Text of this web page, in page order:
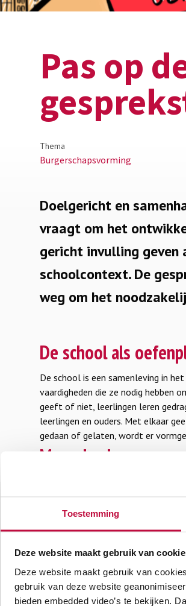
Toestemming
Deze website maakt gebruik van
Deze website maakt gebruik van
gebruik van deze website
bieden embedded video’s te bekijken.
Pas op
Thema
Burgerschapsvorming
Doelgericht en
vraagt om het
gericht invulling geven
schoolcontext. De
weg om het
De school als
De school is een samenleving in
vaardigheden die ze nodig hebben
geeft of niet, leerlingen leren
leerlingen en ouders. Met elkaar
gedaan of gelaten, wordt er
Meer dan lessen en
Doelgericht en samenhangend
dagelijkse omgang in en rond de
dat dat in de hele school zit.
‘Pas op de plaats’